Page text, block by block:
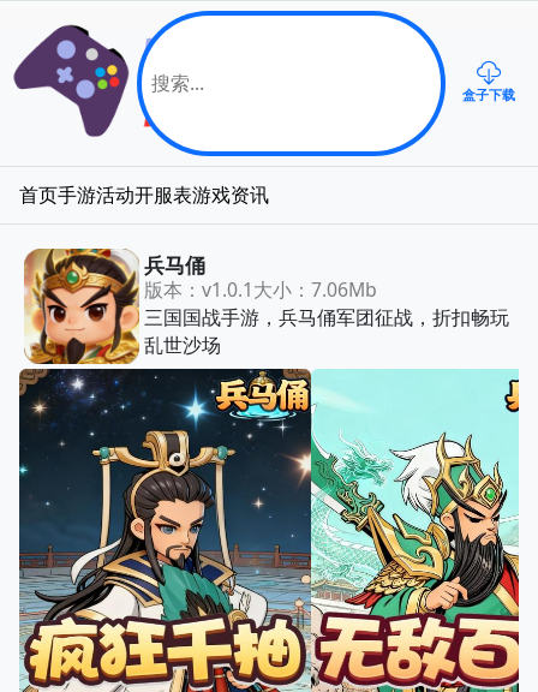
盒子下载
首页手游活动开服表游戏资讯
兵马俑
版本：v1.0.1大小：7.06Mb
三国国战手游，兵马俑军团征战，折扣畅玩
乱世沙场